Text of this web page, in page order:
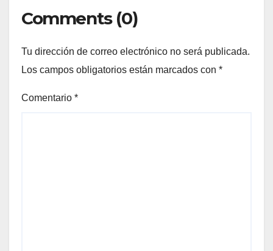
Comments (0)
Tu dirección de correo electrónico no será publicada.
Los campos obligatorios están marcados con *
Comentario *